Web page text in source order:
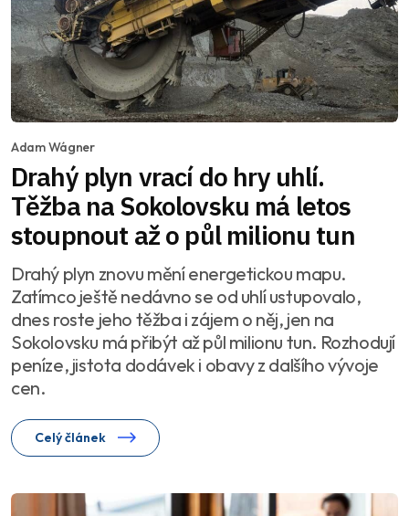
Adam Wágner
Drahý plyn vrací do hry uhlí.
Těžba na Sokolovsku má letos
stoupnout až o půl milionu tun
Drahý plyn znovu mění energetickou mapu.
Zatímco ještě nedávno se od uhlí ustupovalo,
dnes roste jeho těžba i zájem o něj, jen na
Sokolovsku má přibýt až půl milionu tun. Rozhodují
peníze, jistota dodávek i obavy z dalšího vývoje
cen.
Celý článek